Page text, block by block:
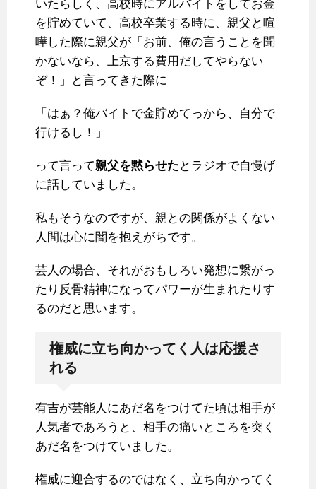
いたらしく、高校時にアルバイトをしてお金
を貯めていて、高校卒業する時に、親父と喧
嘩した際に親父が「お前、俺の言うことを聞
かないなら、上京する費用だしてやらない
ぞ！」と言ってきた際に
「はぁ？俺バイトで金貯めてっから、自分で
行けるし！」
って言って親父を黙らせた とラジオで自慢げ
に話していました。
私もそうなのですが、親との関係がよくない
人間は心に闇を抱えがちです。
芸人の場合、それがおもしろい発想に繋がっ
たり反骨精神になってパワーが生まれたりす
るのだと思います。
権威に立ち向かってく人は応援さ
れる
有吉が芸能人にあだ名をつけてた頃は相手が
人気者であろうと、相手の痛いところを突く
あだ名をつけていました。
権威に迎合するのではなく、立ち向かってく